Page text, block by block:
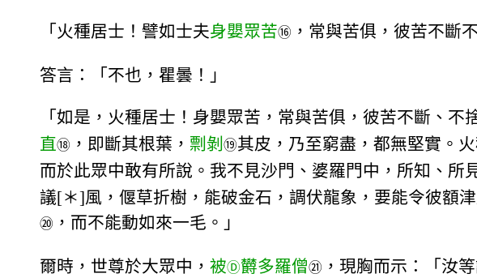
「火種居士！譬如士夫身嬰眾苦⑯ ，常與苦俱，彼苦不斷
答言：「不也，瞿曇！」
「如是，火種居士！身嬰眾苦，常與苦俱，彼苦不斷、
直⑱ ，即斷其根葉， 剽剝 ⑲其皮，乃至窮盡，都無堅實。
而於此眾中敢有所說。我不見沙門、婆羅門中，所知、所
議[＊]風，偃草折樹，能破金石，調伏龍象，要能令彼額
⑳ ，而不能動如來一毛。」
爾時，世尊於大眾中， 被Ⓓ欝多羅僧㉑ ，現胸而示：「汝